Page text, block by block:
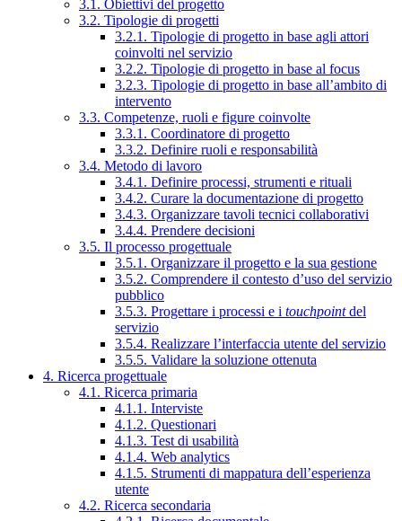
3.1. Obiettivi del progetto
3.2. Tipologie di progetti
3.2.1. Tipologie di progetto in base agli attori
coinvolti nel servizio
3.2.2. Tipologie di progetto in base al focus
3.2.3. Tipologie di progetto in base all’ambito di
intervento
3.3. Competenze, ruoli e figure coinvolte
3.3.1. Coordinatore di progetto
3.3.2. Definire ruoli e responsabilità
3.4. Metodo di lavoro
3.4.1. Definire processi, strumenti e rituali
3.4.2. Curare la documentazione di progetto
3.4.3. Organizzare tavoli tecnici collaborativi
3.4.4. Prendere decisioni
3.5. Il processo progettuale
3.5.1. Organizzare il progetto e la sua gestione
3.5.2. Comprendere il contesto d’uso del servizio
pubblico
3.5.3. Progettare i processi e i touchpointdel
servizio
3.5.4. Realizzare l’interfaccia utente del servizio
3.5.5. Validare la soluzione ottenuta
4. Ricerca progettuale
4.1. Ricerca primaria
4.1.1. Interviste
4.1.2. Questionari
4.1.3. Test di usabilità
4.1.4. Web analytics
4.1.5. Strumenti di mappatura dell’esperienza
utente
4.2. Ricerca secondaria